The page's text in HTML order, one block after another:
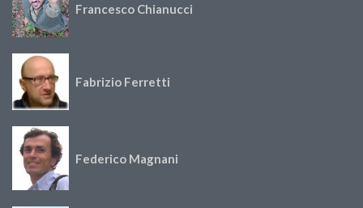
Francesco Chianucci
Fabrizio Ferretti
Federico Magnani